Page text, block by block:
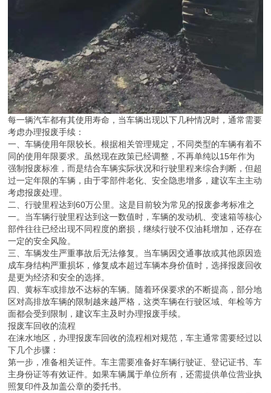
每一辆汽车都有其使用寿命，当车辆出现以下几种情况时，通常需要
考虑办理报废手续：
一、车辆使用年限较长。根据相关管理规定，不同类型的车辆有着不
同的使用年限要求。虽然现在政策已经调整，不再单纯以15年作为
强制报废标准，而是结合车辆实际状况和行驶里程来综合判断，但超
过一定年限的车辆，由于零部件老化、安全隐患增多，建议车主主动
考虑报废处理。
二、行驶里程达到60万公里。这是目前较为常见的报废参考标准之
一。当车辆行驶里程达到这一数值时，车辆的发动机、变速箱等核心
部件往往已经出现不同程度的磨损，继续行驶不仅油耗增加，还存在
一定的安全风险。
三、车辆发生严重事故后无法修复。当车辆因交通事故或其他原因造
成车身结构严重损坏，修复成本超过车辆本身价值时，选择报废回收
是更为经济和安全的选择。
四、黄标车或排放不达标的车辆。随着环保要求的不断提高，部分地
区对高排放车辆的限制越来越严格，这类车辆在行驶区域、年检等方
面都会受到限制，建议车主及时办理报废手续。
报废车回收的流程
在涞水地区，办理报废车回收的流程相对规范，车主通常需要经过以
下几个步骤：
第一步，准备相关证件。车主需要准备好车辆行驶证、登记证书、车
主身份证等有效证件。如果车辆属于单位所有，还需提供单位营业执
照复印件及加盖公章的委托书。